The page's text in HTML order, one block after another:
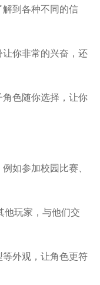
到各种不同的信
你非常的兴奋，还
色随你选择，让你
如参加校园比赛、
他玩家，与他们交
外观，让角色更符